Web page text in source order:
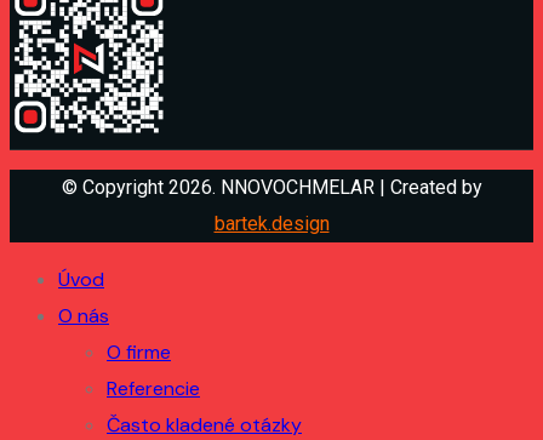
© Copyright 2026. NNOVOCHMELAR | Created by
bartek.design
Úvod
O nás
O firme
Referencie
Často kladené otázky